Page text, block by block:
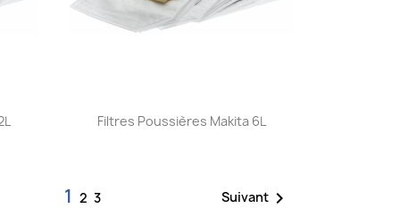
Aperçu rapide
Filtres Poussières Makita 6L
123 Suivant